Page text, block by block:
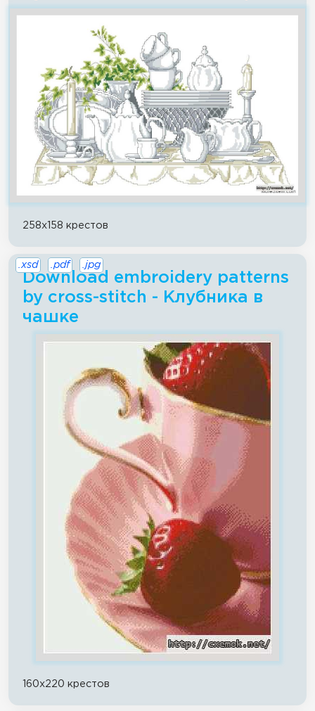
258x158 крестов
Download embroidery patterns
by cross-stitch - Клубника в
чашке
.xsd .pdf .jpg
160x220 крестов